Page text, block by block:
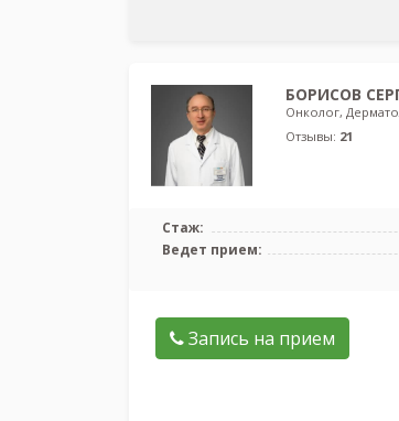
БОРИСОВ
Онколог,
Отзывы: 21
Стаж:
Ведет прием:
Запись на прием